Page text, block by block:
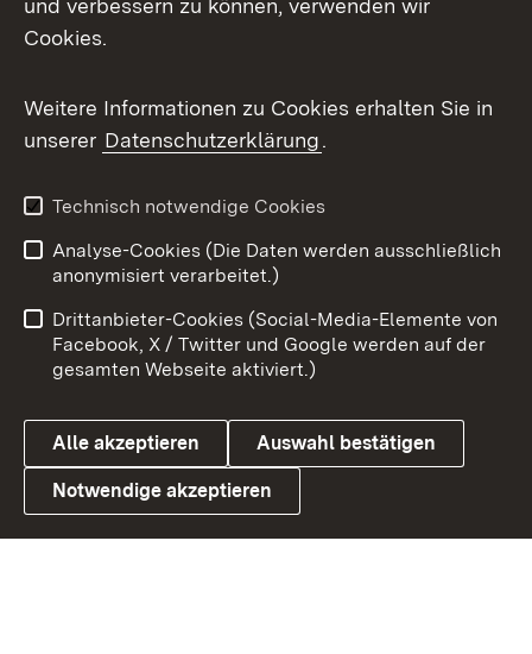
Messenger
Social Wall
X / Twitter
Youtube
Link zum Landesportal
Benutzungshinweise
Barrierefreiheit
Datenschutz
Cookies
und verbessern zu können, verwenden wir
Cookies.
Weitere Informationen zu Cookies erhalten Sie in
unserer Datenschutzerklärung.
Technisch notwendige Cookies
Analyse-Cookies (Die Daten werden ausschließlich
anonymisiert verarbeitet.)
Drittanbieter-Cookies (Social-Media-Elemente von
Facebook, X / Twitter und Google werden auf der
gesamten Webseite aktiviert.)
Alle akzeptieren Auswahl bestätigen
Notwendige akzeptieren